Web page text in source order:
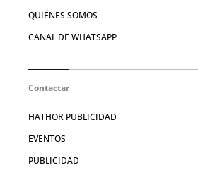
QUIÉNES SOMOS
CANAL DE WHATSAPP
Contactar
HATHOR PUBLICIDAD
EVENTOS
PUBLICIDAD